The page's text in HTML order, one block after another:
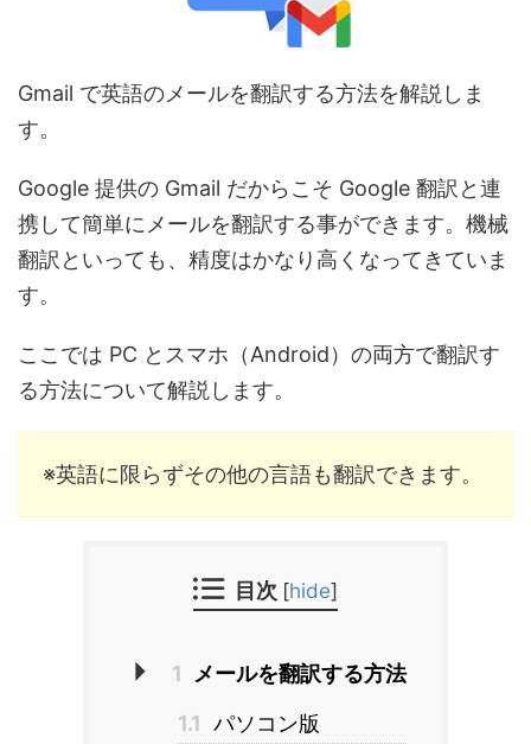
Gmail で英語のメールを翻訳する方法を解説しま
す。
Google 提供の Gmail だからこそ Google 翻訳と連
携して簡単にメールを翻訳する事ができます。機械
翻訳といっても、精度はかなり高くなってきていま
す。
ここでは PC とスマホ（Android）の両方で翻訳す
る方法について解説します。
※英語に限らずその他の言語も翻訳できます。
目次 [hide]
1
メールを翻訳する方法
1.1 パソコン版